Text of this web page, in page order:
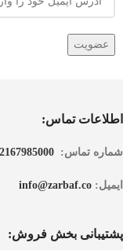
اطلاعات تماس:
شماره تماس:
ایمیل: info@zarbaf.co
پشتیبانی بخش فروش: